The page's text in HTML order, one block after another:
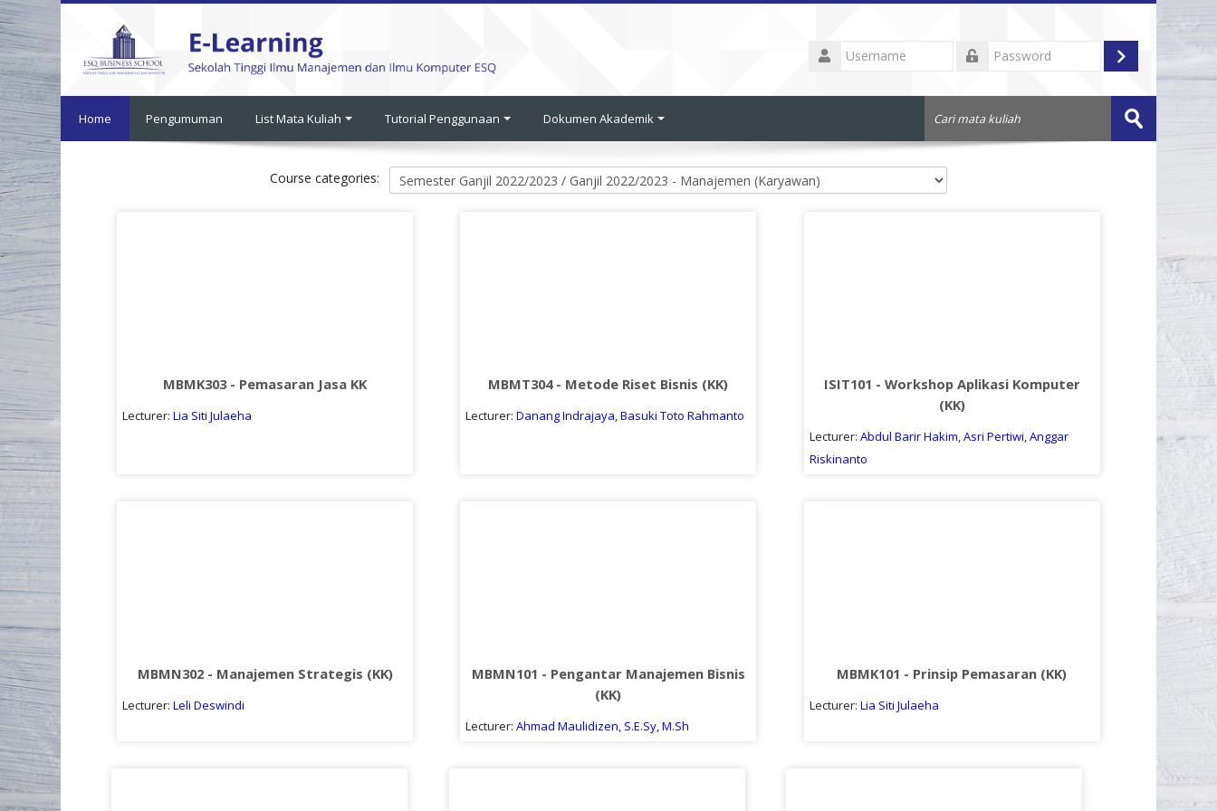
Skip
to
main
content
Username
Log
in
Home Pengumuman List Mata Kuliah Tutorial Penggunaan Dokumen Akademik
mata
kuliah
Submit
Course categories:
MBMK303 - Pemasaran Jasa KK
Lecturer:Lia Siti Julaeha
MBMT304 - Metode Riset Bisnis (KK)
Lecturer:Danang Indrajaya,Basuki Toto Rahmanto
ISIT101 - Workshop Aplikasi Komputer
(KK)
Lecturer: Abdul Barir Hakim,Asri Pertiwi,Anggar
Riskinanto
MBMN302 - Manajemen Strategis (KK)
Lecturer:Leli Deswindi
MBMN101 - Pengantar Manajemen Bisnis
(KK)
Lecturer:Ahmad Maulidizen, S.E.Sy, M.Sh
MBMK101 - Prinsip Pemasaran (KK)
Lecturer: Lia Siti Julaeha